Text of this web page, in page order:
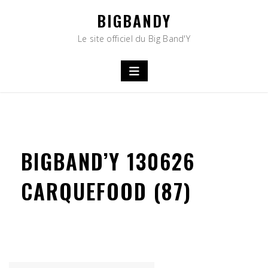
BIGBANDY
Le site officiel du Big Band'Y
BIGBAND’Y 130626
CARQUEFOOD (87)